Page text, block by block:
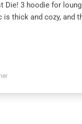
Die! 3 hoodie for
is thick and cozy, and